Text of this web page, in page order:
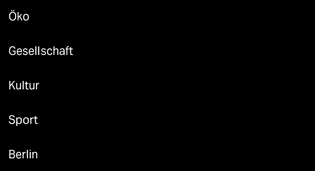
genossenschaft
Öko
Gesellschaft
Kultur
Sport
Berlin